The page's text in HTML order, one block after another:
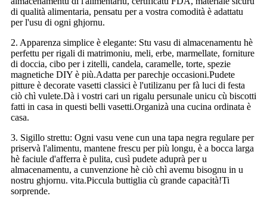
di qualità alimentaria, pensatu per a vostra comodità è adattatu
per l'usu di ogni ghjornu.
2. Apparenza simplice è elegante: Stu vasu di almacenamentu hè
perfettu per rigali di matrimoniu, meli, erbe, marmellate, forniture
di doccia, cibo per i zitelli, candela, caramelle, torte, spezie
magnetiche DIY è più.Adatta per parechje occasioni.Pudete
pitture è decorate vasetti classici è l'utilizanu per fà luci di festa
ciò chì vulete.Dà i vostri cari un rigalu persunale unicu cù biscotti
fatti in casa in questi belli vasetti.Organizà una cucina ordinata è
casa.
3. Sigillo strettu: Ogni vasu vene cun una tapa negra regulare per
priservà l'alimentu, mantene frescu per più longu, è a bocca larga
hè faciule d'afferra è pulita, cusì pudete aduprà per u
almacenamentu, a cunvenzione hè ciò chì avemu bisognu in u
nostru ghjornu. vita.Piccula buttiglia cù grande capacità!Ti
sorprende.